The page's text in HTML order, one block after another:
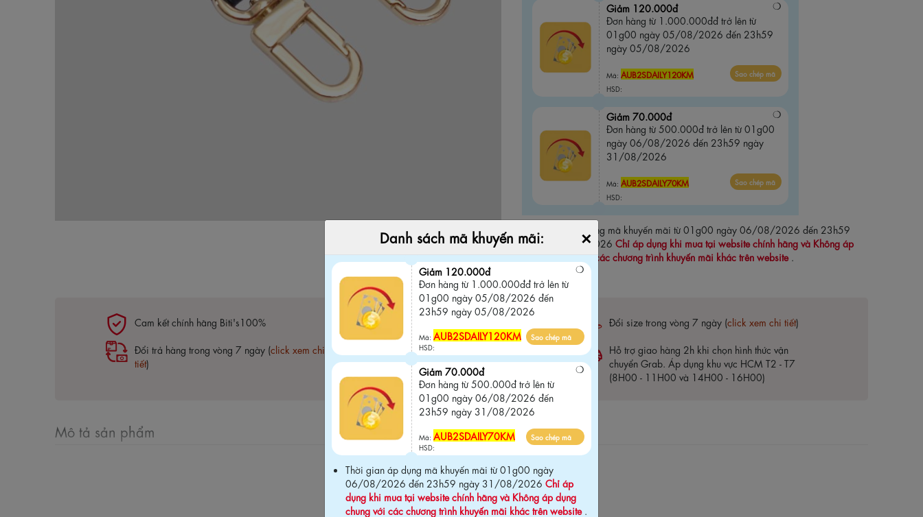
Giảm 120.000đ
Đơn hàng từ 1.000.000đđ trở lên từ
01g00 ngày 05/08/2026 đến 23h59
ngày 05/08/2026
Mã: AUB2SDAILY120KM
HSD:
Sao chép mã
Giảm 70.000đ
Đơn hàng từ 500.000đ trở lên từ 01g00
ngày 06/08/2026 đến 23h59 ngày
31/08/2026
Mã: AUB2SDAILY70KM
HSD:
Sao chép mã
Thời gian áp dụng mã khuyến mãi từ 01g00 ngày 06/08/2026 đến 23h59
ngày 31/08/2026 Chỉ áp dụng khi mua tại website chính hãng và Không áp
dụng chung với các chương trình khuyến mãi khác trên website
Cam kết chính hãng Biti's100% Bảo hành 06 tháng (click xem chi tiết Đổi size trong vòng 7 ngày (click xem chi tiết)
Đổi trả hàng trong vòng 7 ngày (click xem chi
tiết)
Free ship đơn hàng 1.5 Triệu
Hỗ trợ giao hàng 2h khi chọn hình thức vận
chuyển Grab. Áp dụng khu vực HCM T2 - T7
(8H00 - 11H00 và 14H00 - 16H00)
Mô tả sản phẩm
Danh sách mã khuyến mãi: ×
Giảm 120.000đ
Đơn hàng từ 1.000.000đđ trở lên từ
01g00 ngày 05/08/2026 đến
23h59 ngày 05/08/2026
Mã: AUB2SDAILY120KM
HSD:
Sao chép mã
Giảm 70.000đ
Đơn hàng từ 500.000đ trở lên từ
01g00 ngày 06/08/2026 đến
23h59 ngày 31/08/2026
Mã: AUB2SDAILY70KM
HSD:
Sao chép mã
Thời gian áp dụng mã khuyến mãi từ 01g00 ngày
06/08/2026 đến 23h59 ngày 31/08/2026 Chỉ áp
dụng khi mua tại website chính hãng và Không áp dụng
chung với các chương trình khuyến mãi khác trên website